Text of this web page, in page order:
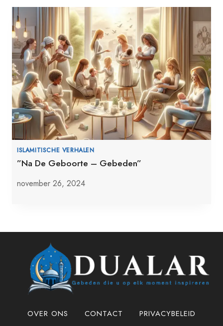
ISLAMITISCHE VERHALEN
”Na De Geboorte – Gebeden”
november 26, 2024
OVER ONS CONTACT
PRIVACYBELEID